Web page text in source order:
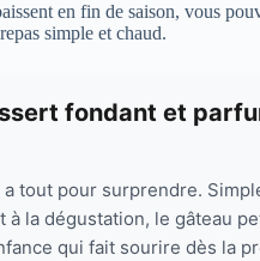
en fin de saison, vous
simple et chaud.
fondant et
tout pour surprendre.
la dégustation, le gâteau
qui fait sourire dès la